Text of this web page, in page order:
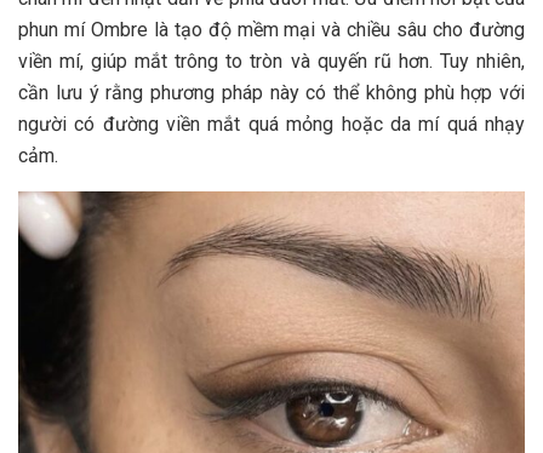
phun mí Ombre là tạo độ mềm mại và chiều sâu cho đường
viền mí, giúp mắt trông to tròn và quyến rũ hơn. Tuy nhiên,
cần lưu ý rằng phương pháp này có thể không phù hợp với
người có đường viền mắt quá mỏng hoặc da mí quá nhạy
cảm.